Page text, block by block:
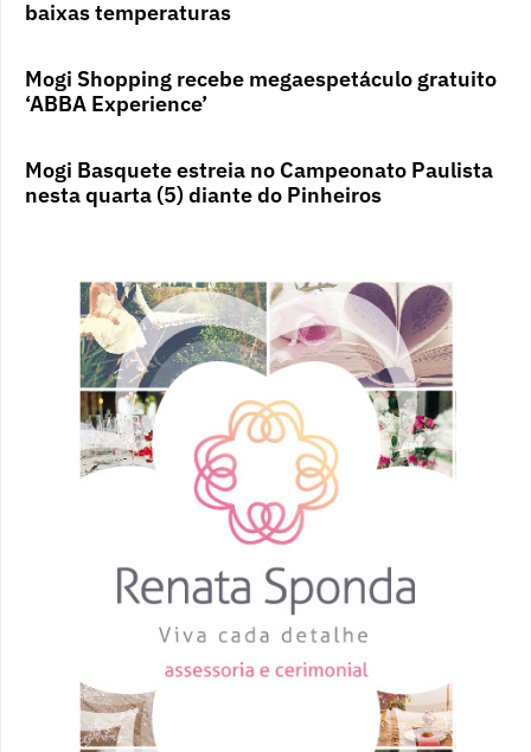
baixas temperaturas
Mogi Shopping recebe megaespetáculo gratuito
‘ABBA Experience’
Mogi Basquete estreia no Campeonato Paulista
nesta quarta (5) diante do Pinheiros